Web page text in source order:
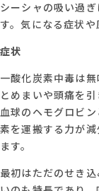
シーシャの吸い過
す。気になる症状や
症状
一酸化炭素中毒は
とめまいや頭痛を
血球のヘモグロビ
素を運搬する力が
ます。
最初はただのせき